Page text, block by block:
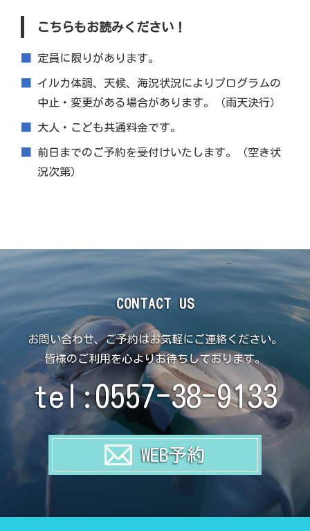
こちらもお読みください！
定員に限りがあります。
イルカ体調、天候、海況状況によりプログラムの
中止・変更がある場合があります。（雨天決行）
大人・こども共通料金です。
前日までのご予約を受付けいたします。（空き状
況次第）
CONTACT US
お問い合わせ、ご予約はお気軽にご連絡ください。
皆様のご利用を心よりお待ちしております。
tel:0557-38-9133
WEB予約